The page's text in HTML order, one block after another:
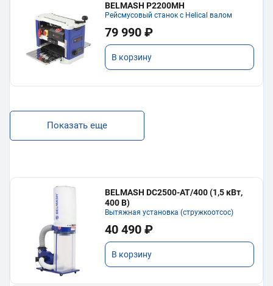
BELMASH P2200MH
Рейсмусовый станок с Helical валом
79 990 ₽
В корзину
Показать еще
BELMASH DC2500-AT/400 (1,5 кВт,
400 В)
Вытяжная установка (стружкоотсос)
40 490 ₽
В корзину